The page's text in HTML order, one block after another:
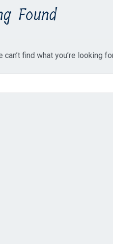
Found
find what you’re looking